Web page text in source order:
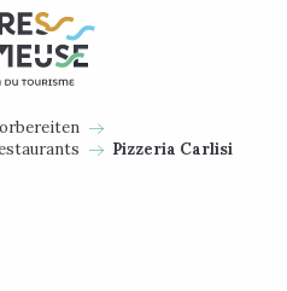
Pizzeria Carlisi